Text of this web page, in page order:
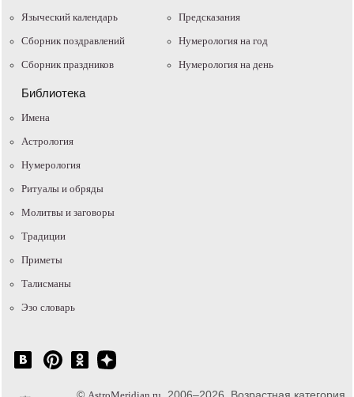
Языческий календарь
Сборник поздравлений
Сборник праздников
Предсказания
Нумерология на год
Нумерология на день
Библиотека
Имена
Астрология
Нумерология
Ритуалы и обряды
Молитвы и заговоры
Традиции
Приметы
Талисманы
Эзо словарь
© , 2006–2026. Возрастная категория